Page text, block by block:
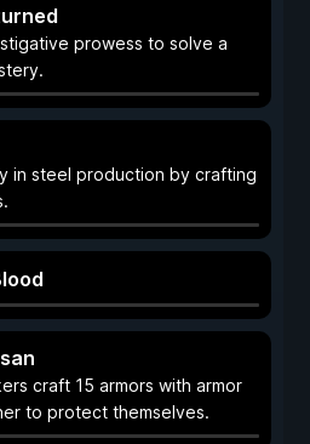
prowess to solve a
in steel production by crafting
craft 15 armors with armor
to protect themselves.